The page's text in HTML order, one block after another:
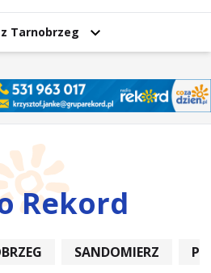
Tarnobrzeg
Rekord
SANDOMIERZ